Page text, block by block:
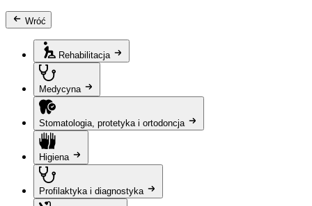
Wróć
Rehabilitacja
Medycyna
Stomatologia, protetyka i ortodoncja
Higiena
Profilaktyka i diagnostyka